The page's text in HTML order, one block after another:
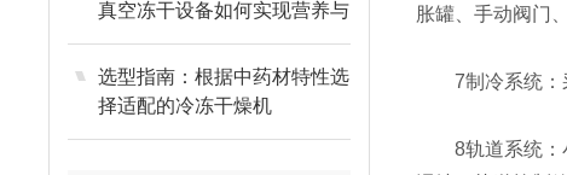
真空冻干设备如何实现营养与
风味的长效留存？
选型指南：根据中药材特性选
择适配的冷冻干燥机
胀罐、手动阀门
7制冷系统：采
8轨道系统：小